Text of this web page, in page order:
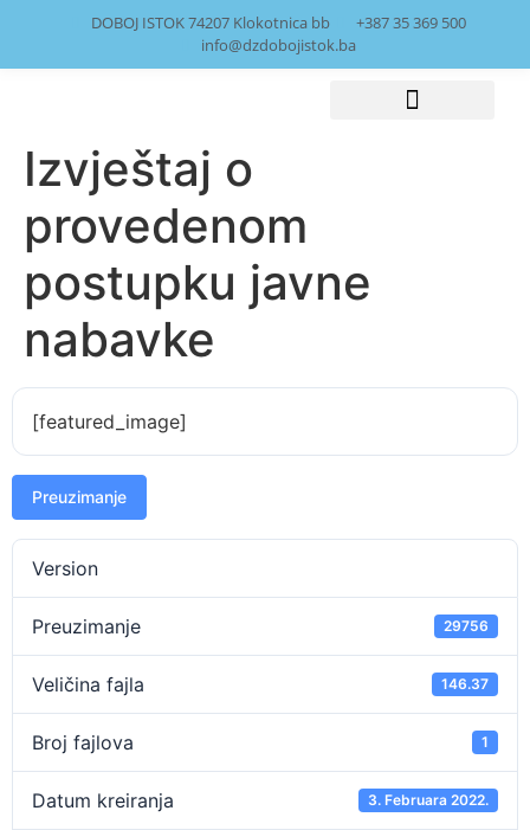
DOBOJ ISTOK 74207 Klokotnica bb
+387 35 369 500
info@dzdobojistok.ba
Izvještaj o
provedenom
postupku javne
nabavke
[featured_image]
Preuzimanje
Version
Preuzimanje 29756
Veličina fajla 146.37
Broj fajlova 1
Datum kreiranja 3. Februara 2022.